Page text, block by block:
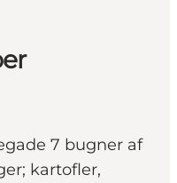
7 bugner af
kartofler,